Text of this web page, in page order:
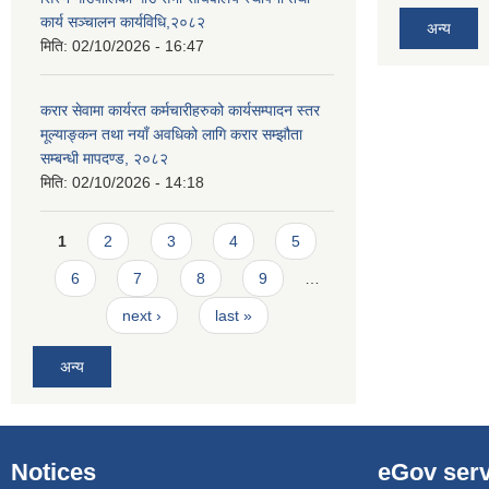
कार्य सञ्चालन कार्यविधि,२०८२
मिति: 02/10/2026 - 16:47
करार सेवामा कार्यरत कर्मचारीहरुको कार्यसम्पादन स्तर
मूल्याङ्कन तथा नयाँ अवधिको लागि करार सम्झौता
सम्बन्धी मापदण्ड, २०८२
मिति: 02/10/2026 - 14:18
Pages
1 2 3 4 5
6 7 8 9
next › last »
अन्य
अन्य
Notices eGov